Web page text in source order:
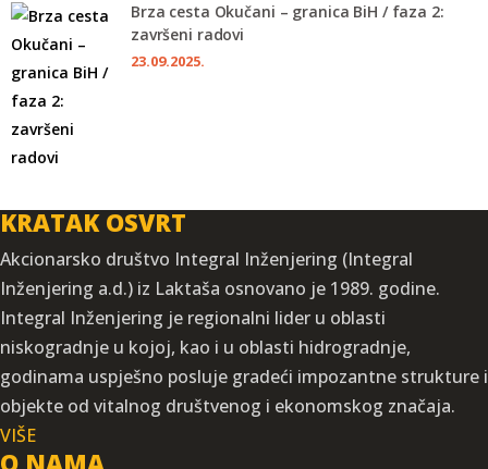
Brza cesta Okučani – granica BiH / faza 2:
završeni radovi
23.09.2025.
KRATAK OSVRT
Akcionarsko društvo Integral Inženjering (Integral
Inženjering a.d.) iz Laktaša osnovano je 1989. godine.
Integral Inženjering je regionalni lider u oblasti
niskogradnje u kojoj, kao i u oblasti hidrogradnje,
godinama uspješno posluje gradeći impozantne strukture i
objekte od vitalnog društvenog i ekonomskog značaja.
VIŠE